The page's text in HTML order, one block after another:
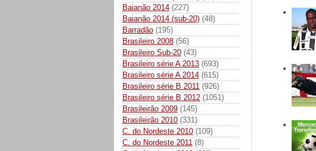
Baianão 2014 (227)
Baianão 2014 (sub-20) (48)
Barradão (195)
Brasileiro 2008 (56)
Brasileiro Sub-20 (43)
Brasileiro série A 2013 (693)
Brasileiro série A 2014 (615)
Brasileiro série B 2011 (926)
Brasileiro série B 2012 (1051)
Brasileirão 2009 (145)
Brasileirão 2010 (331)
C. do Nordeste 2010 (109)
C. do Nordeste 2011 (8)